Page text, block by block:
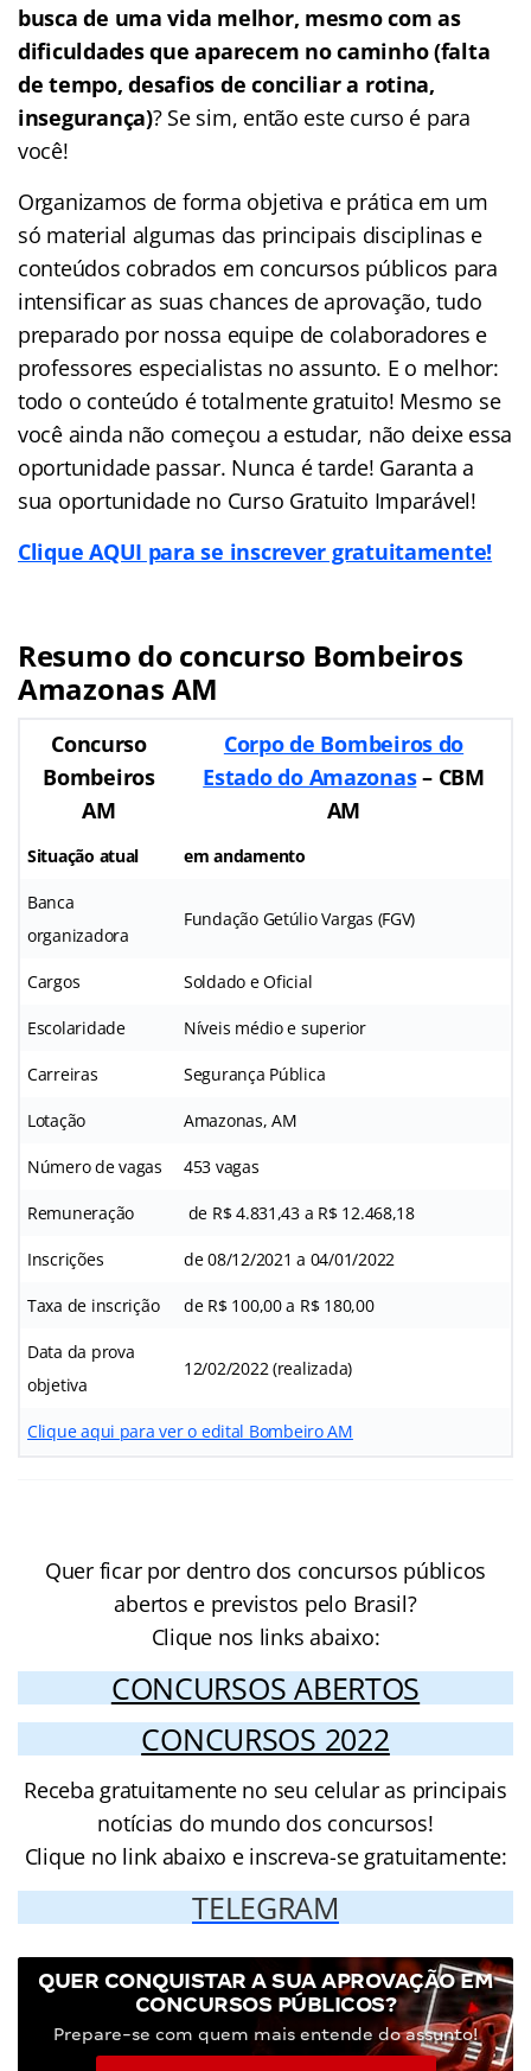
busca de uma vida melhor, mesmo com as
dificuldades que aparecem no caminho (falta
de tempo, desafios de conciliar a rotina,
insegurança)? Se sim, então este curso é para
você!
Organizamos de forma objetiva e prática em um
só material algumas das principais disciplinas e
conteúdos cobrados em concursos públicos para
intensificar as suas chances de aprovação, tudo
preparado por nossa equipe de colaboradores e
professores especialistas no assunto. E o melhor:
todo o conteúdo é totalmente gratuito! Mesmo se
você ainda não começou a estudar, não deixe essa
oportunidade passar. Nunca é tarde! Garanta a
sua oportunidade no Curso Gratuito Imparável!
Clique AQUI para se inscrever gratuitamente!
Resumo do concurso Bombeiros
Amazonas AM
Concurso
Bombeiros
AM
Corpo de Bombeiros do
Estado do Amazonas– CBM
AM
Situação atual em andamento
Banca
organizadora
Fundação Getúlio Vargas (FGV)
Cargos Soldado e Oficial
Escolaridade Níveis médio e superior
Carreiras Segurança Pública
Lotação Amazonas, AM
Número de vagas 453 vagas
Remuneração de R$ 4.831,43 a R$ 12.468,18
Inscrições de 08/12/2021 a 04/01/2022
Taxa de inscrição de R$ 100,00 a R$ 180,00
Data da prova
objetiva
12/02/2022 (realizada)
Clique aqui para ver o edital Bombeiro AM
Quer ficar por dentro dos concursos públicos
abertos e previstos pelo Brasil?
Clique nos links abaixo:
CONCURSOS ABERTOS
CONCURSOS 2022
Receba gratuitamente no seu celular as principais
notícias do mundo dos concursos!
Clique no link abaixo e inscreva-se gratuitamente:
TELEGRAM
QUER CONQUISTAR A SUA APROVAÇÃO EM
CONCURSOS PÚBLICOS?
Prepare-se com quem mais entende do assunto!